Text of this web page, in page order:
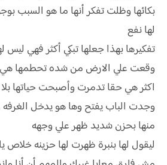
بكائها وظلت تفكر أنها ما هو السبب
لها نفع
تفكيرها بهذا جعلها تبكي أكثر فهي ليس
وقعت علي الارض من شده تحطمها
اكثر هي حقا تدمرت وأصبحت حياتها
وجدت الباب يفتح وها هو يدخل الغرفه
منها بحزن شديد ظهر علي وجهه
ليقول لها بنبرة ظهرت لها حزينه خلاص